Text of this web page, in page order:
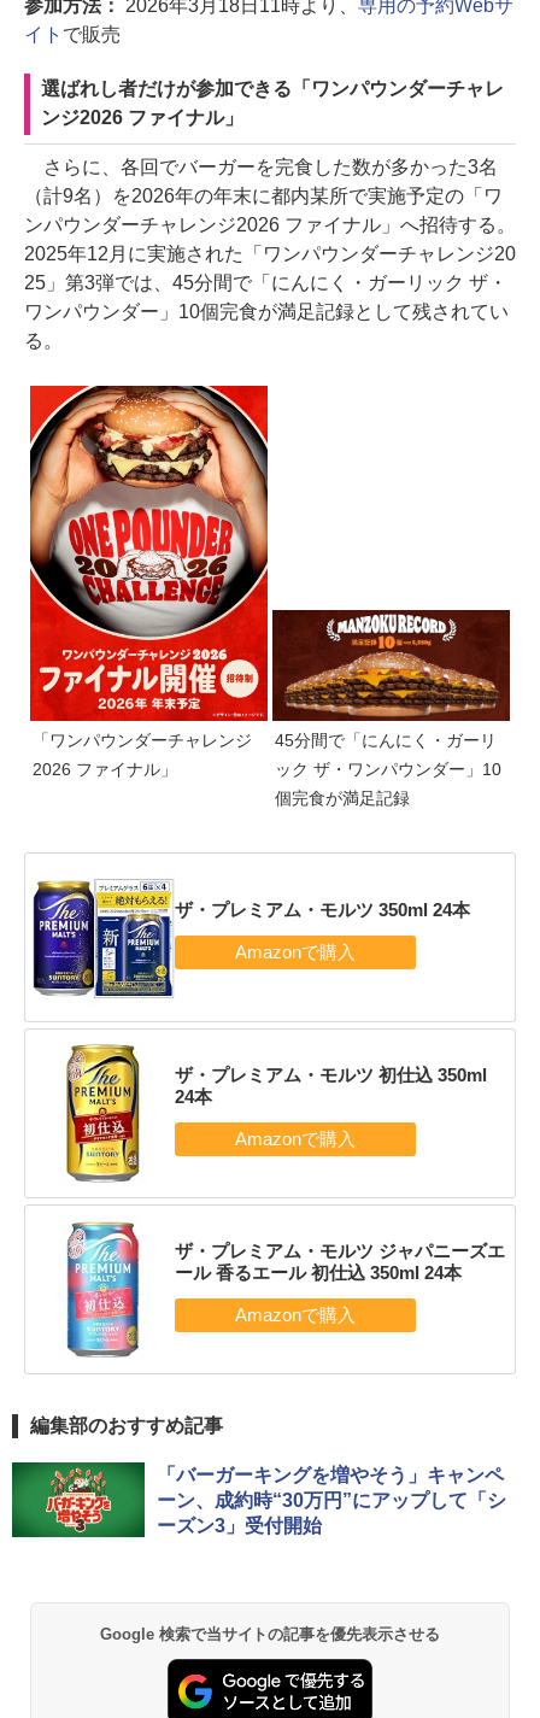
参加方法： 2026年3月18日11時より、 専用の予約Webサ
イト で販売
選ばれし者だけが参加できる「ワンパウンダーチャレ
ンジ2026 ファイナル」
さらに、各回でバーガーを完食した数が多かった3名
（計9名）を2026年の年末に都内某所で実施予定の「ワ
ンパウンダーチャレンジ2026 ファイナル」へ招待する。
2025年12月に実施された「ワンパウンダーチャレンジ20
25」第3弾では、45分間で「にんにく・ガーリック ザ・
ワンパウンダー」10個完食が満足記録として残されてい
る。
「ワンパウンダーチャレンジ
2026 ファイナル」
45分間で「にんにく・ガーリ
ック ザ・ワンパウンダー」10
個完食が満足記録
ザ・プレミアム・モルツ 350ml 24本
ザ・プレミアム・モルツ 初仕込 350ml
24本
ザ・プレミアム・モルツ ジャパニーズエ
ール 香るエール 初仕込 350ml 24本
編集部のおすすめ記事
「バーガーキングを増やそう」キャンペ
ーン、成約時“30万円”にアップして「シ
ーズン3」受付開始
Google 検索で当サイトの記事を優先表示させる